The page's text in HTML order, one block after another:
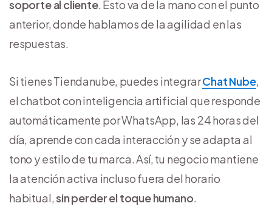
soporte al cliente. Esto va de la mano con el punto
anterior, donde hablamos de la agilidad en las
respuestas.
Si tienes Tiendanube, puedes integrarChat Nube,
el chatbot con inteligencia artificial que responde
automáticamente por WhatsApp, las 24 horas del
día, aprende con cada interacción y se adapta al
tono y estilo de tu marca. Así, tu negocio mantiene
la atención activa incluso fuera del horario
habitual,sin perder el toque humano.